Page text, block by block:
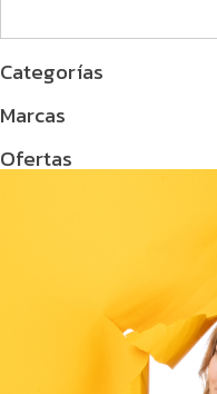
Categorías
Marcas
Ofertas